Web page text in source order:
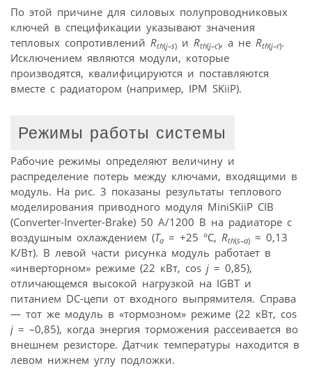
По этой причине для силовых полупровод­никовых
ключей в спецификации указывают значения
тепловых сопротивлений Rth(j–s) и Rth(j–c), а не Rth(j–r).
Исключением являются модули, которые
производятся, квалифицируются и поставляются
вместе с радиатором (например, IPM SKiiP).
Режимы работы системы
Рабочие режимы определяют величину и
распределение потерь между ключами, входящими в
модуль. На рис. 3 показаны результаты теплового
моделирования приводного модуля MiniSKiiP CIB
(Converter-Inverter-Brake) 50 A/1200 В на радиаторе с
воздушным охлаждением (Ta = +25 °C, Rth(s–a) ≈ 0,13
К/Вт). В левой части рисунка модуль работает в
«инверторном» режиме (22 кВт, cos j = 0,85),
отличающемся высокой нагрузкой на IGBT и
питанием DC-цепи от входного выпрямителя. Справа
— тот же модуль в «тормозном» режиме (22 кВт, cos
j = –0,85), когда энергия торможения рассеивается во
внешнем резисторе. Датчик температуры находится в
левом нижнем углу подложки.